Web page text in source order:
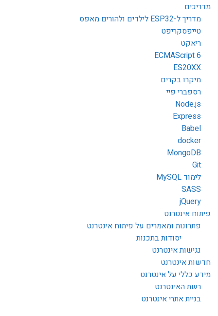
מדריכים
מדריך ל-ESP32 לילדים ולהורים מאפס
טייפסקריפט
ריאקט
ECMAScript 6
ES20XX
מיקרו בקרים
רספברי פיי
Node.js
Express
Babel
docker
MongoDB
Git
לימוד MySQL
SASS
jQuery
פיתוח אינטרנט
פתרונות ומאמרים על פיתוח אינטרנט
יסודות בתכנות
נגישות אינטרנט
חדשות אינטרנט
מידע כללי על אינטרנט
רשת האינטרנט
בניית אתרי אינטרנט